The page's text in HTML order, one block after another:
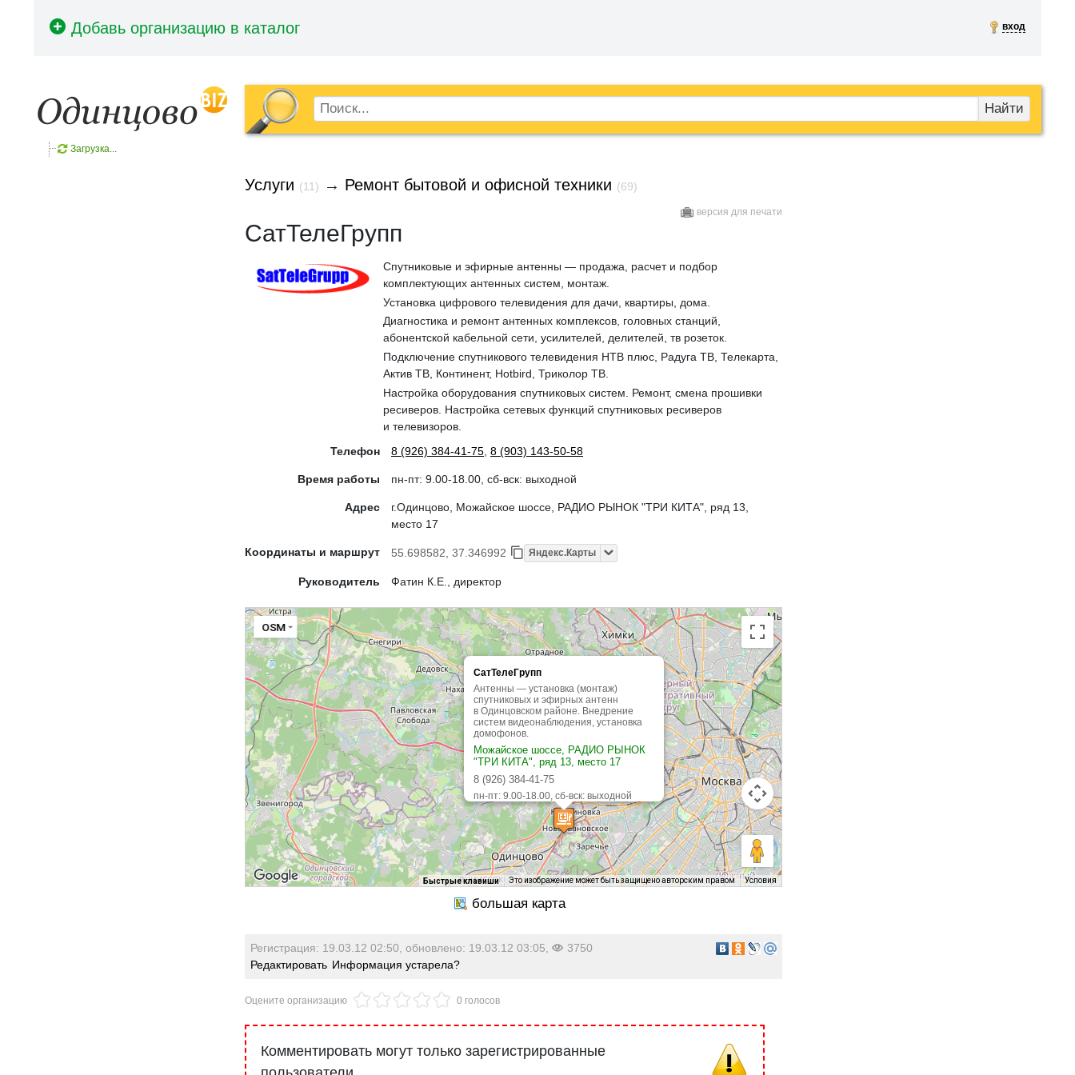
вход
Найти
Загрузка...
Услуги (11) → Ремонт бытовой и офисной техники (69)
версия для печати
СатТелеГрупп
Спутниковые и эфирные антенны — продажа, расчет и подбор
комплектующих антенных систем, монтаж.
Установка цифрового телевидения для дачи, квартиры, дома.
Диагностика и ремонт антенных комплексов, головных станций,
абонентской кабельной сети, усилителей, делителей, тв розеток.
Подключение спутникового телевидения НТВ плюс, Радуга ТВ, Телекарта,
Актив ТВ, Континент, Hotbird, Триколор ТВ.
Настройка оборудования спутниковых систем. Ремонт, смена прошивки
ресиверов. Настройка сетевых функций спутниковых ресиверов
и телевизоров.
Телефон
8 (926) 384-41-75 8 (903) 143-50-58
Время работы пн-пт: 9.00-18.00, сб-вск: выходной
Адрес
г.Одинцово, Можайское шоссе, РАДИО РЫНОК "ТРИ КИТА", ряд 13,
место 17
Координаты и маршрут 55.698582, 37.346992 Яндекс.Карты
Руководитель Фатин К.Е., директор
СатТелеГрупп
Антенны — установка (монтаж)
спутниковых и эфирных антенн
в Одинцовском районе. Внедрение
систем видеонаблюдения, установка
домофонов.
Можайское шоссе, РАДИО РЫНОК
"ТРИ КИТА", ряд 13, место 17
8 (926) 384-41-75
пн-пт: 9.00-18.00, сб-вск: выходной
OSM
Быстрые клавиши Это изображение может быть защищено авторским правом Условия
Регистрация: 19.03.12 02:50, обновлено: 19.03.12 03:05,
3750
Редактировать Информация устарела?
Оцените организацию 0 голосов
Комментировать могут только зарегистрированные